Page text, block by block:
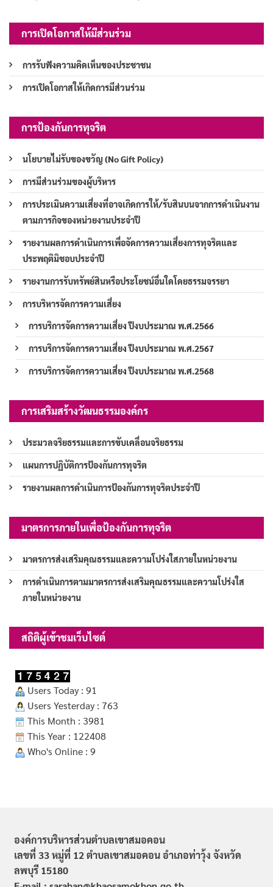
การเปิดโอกาสให้มีส่วนร่วม
การรับฟังความคิดเห็นของประชาชน
การเปิดโอกาสให้เกิดการมีส่วนร่วม
การป้องกันการทุจริต
นโยบายไม่รับของขวัญ (No Gift Policy)
การมีส่วนร่วมของผู้บริหาร
การประเมินความเสี่ยงที่อาจเกิดการให้/รับสินบนจากการดำเนินงาน
ตามภารกิจของหน่วยงานประจำปี
รายงานผลการดำเนินการเพื่อจัดการความเสี่ยงการทุจริตและ
ประพฤติมิชอบประจำปี
รายงานการรับทรัพย์สินหรือประโยชน์อื่นใดโดยธรรมจรรยา
การบริหารจัดการความเสี่ยง
การบริการจัดการความเสี่ยง ปีงบประมาณ พ.ศ.2566
การบริการจัดการความเสี่ยง ปีงบประมาณ พ.ศ.2567
การบริการจัดการความเสี่ยง ปีงบประมาณ พ.ศ.2568
การเสริมสร้างวัฒนธรรมองค์กร
ประมวลจริยธรรมและการขับเคลื่อนจริยธรรม
แผนการปฏิบัติการป้องกันการทุจริต
รายงานผลการดำเนินการป้องกันการทุจริตประจำปี
มาตรการภายในเพื่อป้องกันการทุจริต
มาตรการส่งเสริมคุณธรรมและความโปร่งใสภายในหน่วยงาน
การดำเนินการตามมาตรการส่งเสริมคุณธรรมและความโปร่งใส
ภายในหน่วยงาน
สถิติผู้เข้าชมเว็บไซต์
Users Today : 91
Users Yesterday : 763
This Month : 3981
This Year : 122408
Who's Online : 9
องค์การบริหารส่วนตำบลเขาสมอคอน
เลขที่ 33 หมู่ที่ 12 ตำบลเขาสมอคอน อำเภอท่าวุ้ง จังหวัด
ลพบุรี 15180